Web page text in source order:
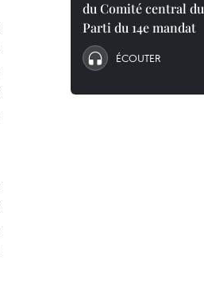
du Comité central du
Parti du 14e mandat
ÉCOUTER